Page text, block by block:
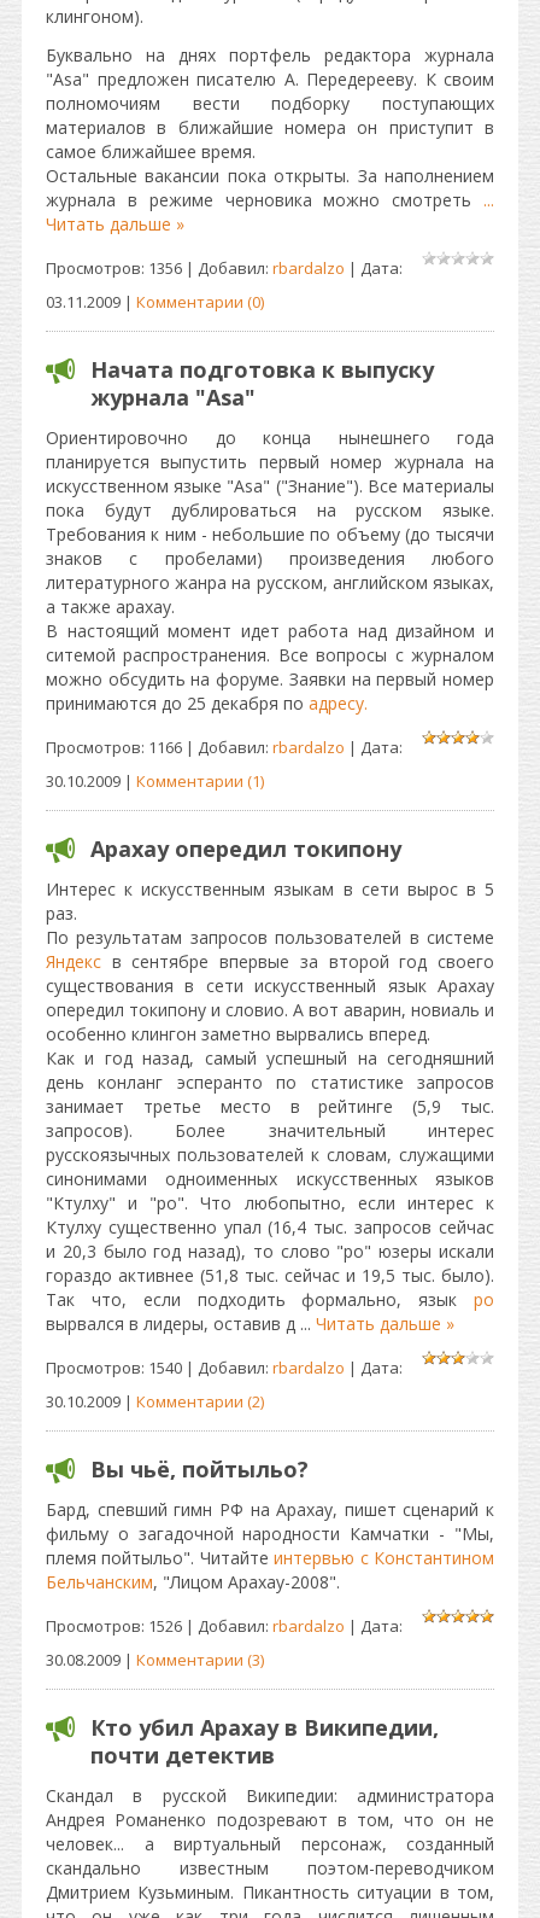
клингоном).
Буквально на днях портфель редактора журнала
"Asa" предложен писателю А. Передерееву. К своим
полномочиям вести подборку поступающих
материалов в ближайшие номера он приступит в
самое ближайшее время.
Остальные вакансии пока открыты. За наполнением
журнала в режиме черновика можно смотреть ...
Читать дальше »
Просмотров: 1356 | Добавил: rbardalzo | Дата:
03.11.2009 | Комментарии (0)
Начата подготовка к выпуску
журнала "Asa"
Ориентировочно до конца нынешнего года
планируется выпустить первый номер журнала на
искусственном языке "Asa" ("Знание"). Все материалы
пока будут дублироваться на русском языке.
Требования к ним - небольшие по объему (до тысячи
знаков с пробелами) произведения любого
литературного жанра на русском, английском языках,
а также арахау.
В настоящий момент идет работа над дизайном и
ситемой распространения. Все вопросы с журналом
можно обсудить на форуме. Заявки на первый номер
принимаются до 25 декабря по адресу.
Просмотров: 1166 | Добавил: rbardalzo | Дата:
30.10.2009 | Комментарии (1)
Арахау опередил токипону
Интерес к искусственным языкам в сети вырос в 5
раз.
По результатам запросов пользователей в системе
Яндекс в сентябре впервые за второй год своего
существования в сети искусственный язык Арахау
опередил токипону и словио. А вот аварин, новиаль и
особенно клингон заметно вырвались вперед.
Как и год назад, самый успешный на сегодняшний
день конланг эсперанто по статистике запросов
занимает третье место в рейтинге (5,9 тыс.
запросов). Более значительный интерес
русскоязычных пользователей к словам, служащими
синонимами одноименных искусственных языков
"Ктулху" и "ро". Что любопытно, если интерес к
Ктулху существенно упал (16,4 тыс. запросов сейчас
и 20,3 было год назад), то слово "ро" юзеры искали
гораздо активнее (51,8 тыс. сейчас и 19,5 тыс. было).
Так что, если подходить формально, язык ро
вырвался в лидеры, оставив д ... Читать дальше »
Просмотров: 1540 | Добавил: rbardalzo | Дата:
30.10.2009 | Комментарии (2)
Вы чьё, пойтыльо?
Бард, спевший гимн РФ на Арахау, пишет сценарий к
фильму о загадочной народности Камчатки - "Мы,
племя пойтыльо". Читайтеинтервью с Константином
Бельчанским, "Лицом Арахау-2008".
Просмотров: 1526 | Добавил: rbardalzo | Дата:
30.08.2009 | Комментарии (3)
Кто убил Арахау в Википедии,
почти детектив
Скандал в русской Википедии: администратора
Андрея Романенко подозревают в том, что он не
человек... а виртуальный персонаж, созданный
скандально известным поэтом-переводчиком
Дмитрием Кузьминым. Пикантность ситуации в том,